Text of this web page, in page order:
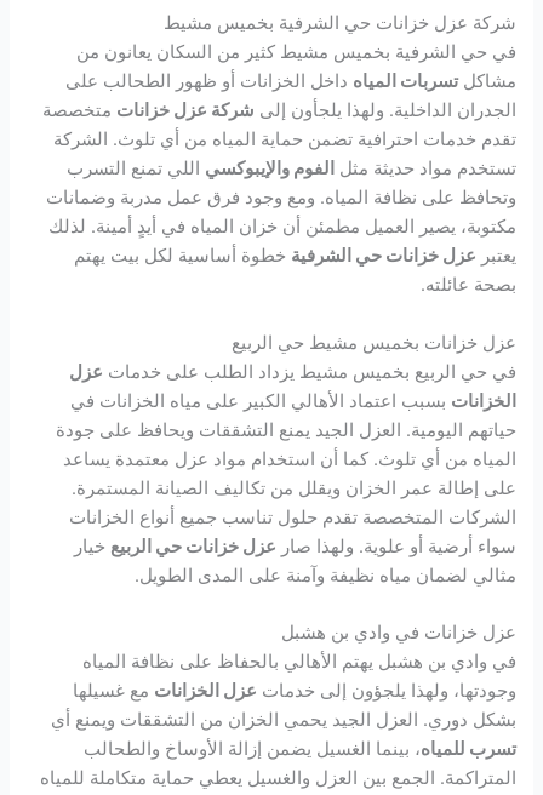
شركة عزل خزانات حي الشرفية بخميس مشيط
في حي الشرفية بخميس مشيط كثير من السكان يعانون من
مشاكلتسربات المياه داخل الخزانات أو ظهور الطحالب على
الجدران الداخلية. ولهذا يلجأون إلى شركة عزل خزانات متخصصة
تقدم خدمات احترافية تضمن حماية المياه من أي تلوث. الشركة
تستخدم مواد حديثة مثل الفوم والإيبوكسي اللي تمنع التسرب
وتحافظ على نظافة المياه. ومع وجود فرق عمل مدربة وضمانات
مكتوبة، يصير العميل مطمئن أن خزان المياه في أيدٍ أمينة. لذلك
يعتبر عزل خزانات حي الشرفية خطوة أساسية لكل بيت يهتم
بصحة عائلته.
عزل خزانات بخميس مشيط حي الربيع
في حي الربيع بخميس مشيط يزداد الطلب على خدمات عزل
الخزانات بسبب اعتماد الأهالي الكبير على مياه الخزانات في
حياتهم اليومية. العزل الجيد يمنع التشققات ويحافظ على جودة
المياه من أي تلوث. كما أن استخدام مواد عزل معتمدة يساعد
على إطالة عمر الخزان ويقلل من تكاليف الصيانة المستمرة.
الشركات المتخصصة تقدم حلول تناسب جميع أنواع الخزانات
سواء أرضية أو علوية. ولهذا صار عزل خزانات حي الربيع خيار
مثالي لضمان مياه نظيفة وآمنة على المدى الطويل.
عزل خزانات في وادي بن هشبل
في وادي بن هشبل يهتم الأهالي بالحفاظ على نظافة المياه
وجودتها، ولهذا يلجؤون إلى خدمات عزل الخزانات مع غسيلها
بشكل دوري. العزل الجيد يحمي الخزان من التشققات ويمنع أي
تسرب للمياه، بينما الغسيل يضمن إزالة الأوساخ والطحالب
المتراكمة. الجمع بين العزل والغسيل يعطي حماية متكاملة للمياه